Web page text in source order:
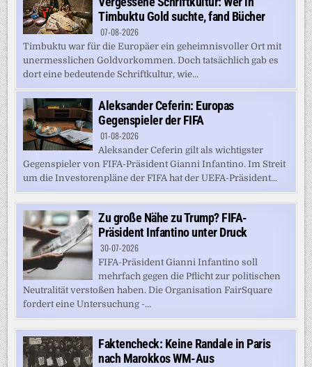
Timbuktu Gold suchte, fand Bücher
07-08-2026
Timbuktu war für die Europäer ein geheimnisvoller Ort mit
unermesslichen Goldvorkommen. Doch tatsächlich gab es
dort eine bedeutende Schriftkultur, wie...
Aleksander Ceferin: Europas
Gegenspieler der FIFA
01-08-2026
Aleksander Ceferin gilt als wichtigster
Gegenspieler von FIFA-Präsident Gianni Infantino. Im Streit
um die Investorenpläne der FIFA hat der UEFA-Präsident...
Zu große Nähe zu Trump? FIFA-
Präsident Infantino unter Druck
30-07-2026
FIFA-Präsident Gianni Infantino soll
mehrfach gegen die Pflicht zur politischen
Neutralität verstoßen haben. Die Organisation FairSquare
fordert eine Untersuchung -...
Faktencheck: Keine Randale in Paris
nach Marokkos WM-Aus